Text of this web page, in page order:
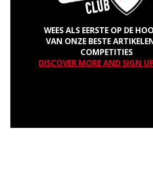
WEES ALS EERSTE OP DE
VAN ONZE BESTE
COMPETITIES
DISCOVER MORE AND SIGN